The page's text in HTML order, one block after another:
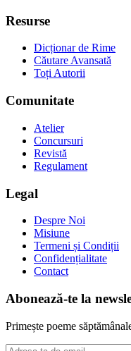
Resurse
Dicționar de Rime
Căutare Avansată
Toți Autorii
Comunitate
Atelier
Concursuri
Revistă
Regulament
Legal
Despre Noi
Misiune
Termeni și Condiții
Confidențialitate
Contact
Abonează-te la
Primește poeme